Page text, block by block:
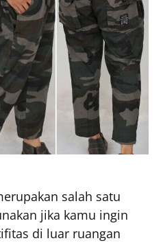
salah satu
jika kamu ingin
di luar ruangan